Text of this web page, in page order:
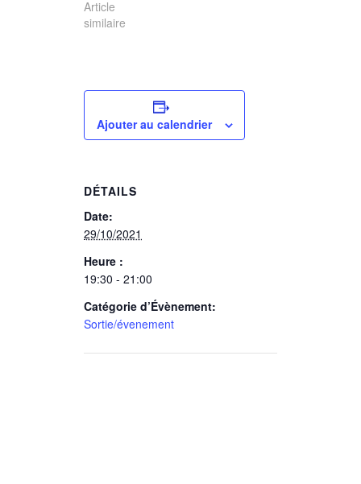
reportée à
une date
Article
similaire
Ajouter au calendrier
DÉTAILS
Date:
29/10/2021
Heure :
19:30 - 21:00
Catégorie d’Évènement:
Sortie/évenement